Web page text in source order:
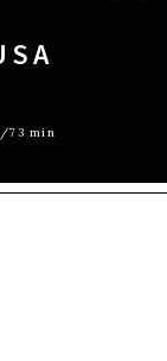
73 min